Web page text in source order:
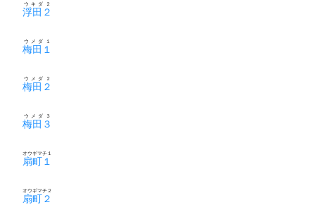
浮田２
ウキダ２
梅田１
ウメダ１
梅田２
ウメダ２
梅田３
ウメダ３
扇町１
オウギマチ１
扇町２
オウギマチ２